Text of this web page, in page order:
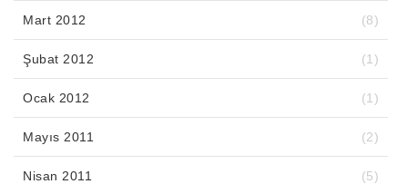
Mart 2012 (8)
Şubat 2012 (1)
Ocak 2012 (1)
Mayıs 2011 (2)
Nisan 2011 (5)